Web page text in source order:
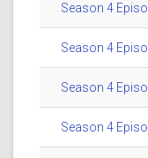
Season 4
Season 4
Season 4
Season 4